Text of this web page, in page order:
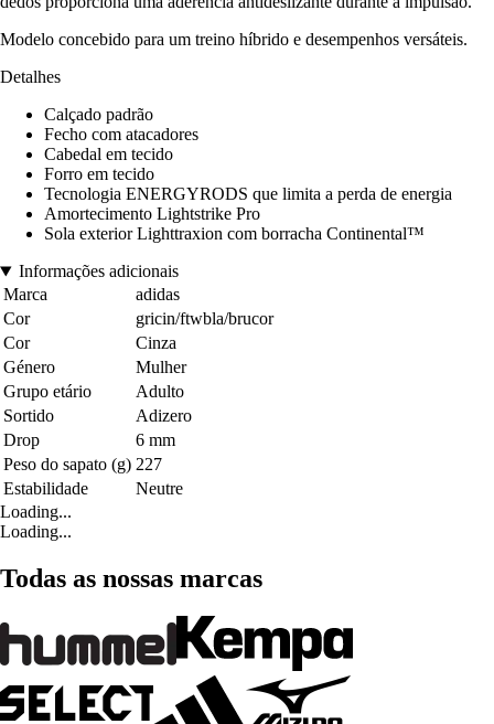
Modelo concebido para um treino híbrido e desempenhos versáteis.
Detalhes
Calçado padrão
Fecho com atacadores
Cabedal em tecido
Forro em tecido
Tecnologia ENERGYRODS que limita a perda de energia
Amortecimento Lightstrike Pro
Sola exterior Lighttraxion com borracha Continental™
Informações adicionais
Marca
adidas
Cor
gricin/ftwbla/brucor
Cor
Cinza
Género
Mulher
Grupo etário
Adulto
Sortido
Adizero
Drop
6 mm
Peso do sapato (g) 227
Estabilidade
Neutre
Loading...
Loading...
Todas as nossas marcas